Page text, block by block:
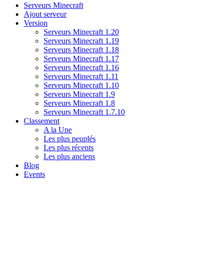
Serveurs Minecraft
Ajout serveur
Version
Serveurs Minecraft 1.20
Serveurs Minecraft 1.19
Serveurs Minecraft 1.18
Serveurs Minecraft 1.17
Serveurs Minecraft 1.16
Serveurs Minecraft 1.11
Serveurs Minecraft 1.10
Serveurs Minecraft 1.9
Serveurs Minecraft 1.8
Serveurs Minecraft 1.7.10
Classement
A la Une
Les plus peuplés
Les plus récents
Les plus anciens
Blog
Events